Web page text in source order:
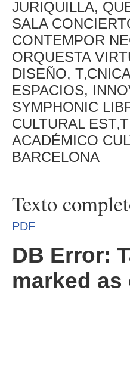
JURIQUILLA,
SALA
CONTEMPOR
ORQUESTA
DISEÑO,
ESPACIOS,
SYMPHONIC
CULTURAL
ACADÉMICO
BARCELONA
Texto
PDF
DB Error:
marked